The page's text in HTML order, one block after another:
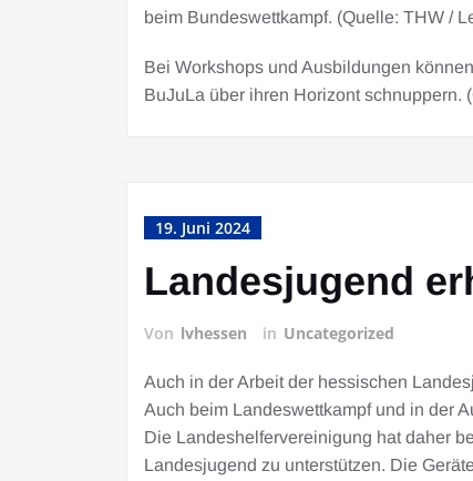
beim Bundeswettkampf. (Quelle: THW /
Bei Workshops und Ausbildungen
BuJuLa über ihren Horizont schnuppern.
19. Juni 2024
Landesjugend
Von lvhessen in Uncategorized
Auch in der Arbeit der hessischen
Auch beim Landeswettkampf und in der
Die Landeshelfervereinigung hat daher
Landesjugend zu unterstützen. Die